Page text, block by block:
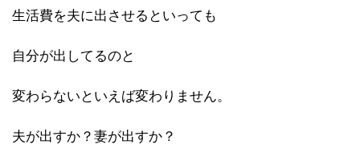
生活費を夫に出させるといっても
自分が出してるのと
変わらないといえば変わりません。
夫が出すか？妻が出すか？